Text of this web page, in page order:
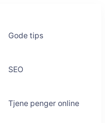
Gode tips
SEO
Tjene penger online